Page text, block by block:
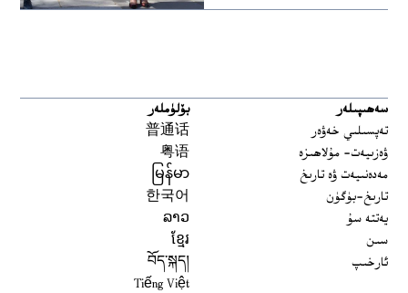
سەھىپىلەر
تەپسىلىي خەۋەر
ۋەزىيەت- مۇلاھىزە
مەدەنىيەت ۋە تارىخ
تارىخ-بۈگۈن
يەتتە سۇ
سىن
ئارخىپ
بۆلۈملەر
普通话
粤语
မြန်မာ
한국어
ລາວ
ខ្មែរ
བོད་སྐད།
Tiếng Việt